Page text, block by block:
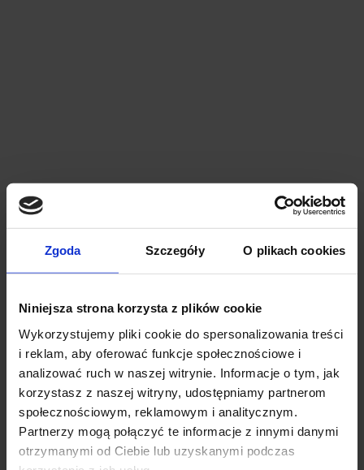
Zgoda Szczegóły O plikach cookies
Niniejsza strona korzysta z plików cookie
Wykorzystujemy pliki cookie do spersonalizowania treści
i reklam, aby oferować funkcje społecznościowe i
analizować ruch w naszej witrynie. Informacje o tym, jak
korzystasz z naszej witryny, udostępniamy partnerom
społecznościowym, reklamowym i analitycznym.
Partnerzy mogą połączyć te informacje z innymi danymi
otrzymanymi od Ciebie lub uzyskanymi podczas